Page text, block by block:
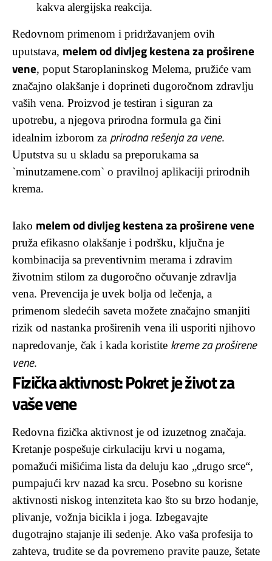
kakva alergijska reakcija.
Redovnom primenom i pridržavanjem ovih
uputstava, melem od divljeg kestena za proširene
vene, poput Staroplaninskog Melema, pružiće vam
značajno olakšanje i doprineti dugoročnom zdravlju
vaših vena. Proizvod je testiran i siguran za
upotrebu, a njegova prirodna formula ga čini
idealnim izborom za prirodna rešenja za vene.
Uputstva su u skladu sa preporukama sa
`minutzamene.com` o pravilnoj aplikaciji prirodnih
krema.
Iako melem od divljeg kestena za proširene vene
pruža efikasno olakšanje i podršku, ključna je
kombinacija sa preventivnim merama i zdravim
životnim stilom za dugoročno očuvanje zdravlja
vena. Prevencija je uvek bolja od lečenja, a
primenom sledećih saveta možete značajno smanjiti
rizik od nastanka proširenih vena ili usporiti njihovo
napredovanje, čak i kada koristite kreme za proširene
vene.
Fizička aktivnost: Pokret je život za
vaše vene
Redovna fizička aktivnost je od izuzetnog značaja.
Kretanje pospešuje cirkulaciju krvi u nogama,
pomažući mišićima lista da deluju kao „drugo srce“,
pumpajući krv nazad ka srcu. Posebno su korisne
aktivnosti niskog intenziteta kao što su brzo hodanje,
plivanje, vožnja bicikla i joga. Izbegavajte
dugotrajno stajanje ili sedenje. Ako vaša profesija to
zahteva, trudite se da povremeno pravite pauze, šetate